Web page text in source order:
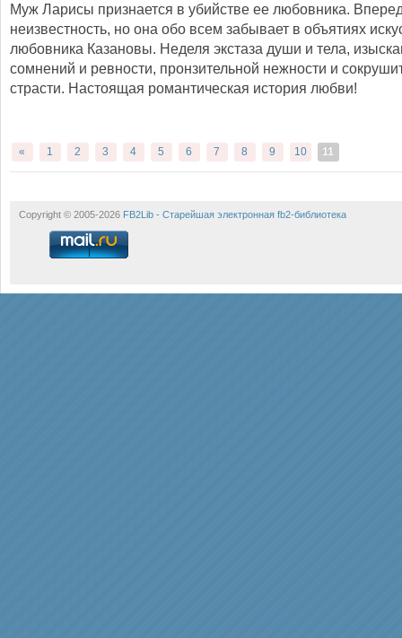
Муж Ларисы признается в убийстве ее любовника.
неизвестность, но она обо всем забывает в объятиях
любовника Казановы. Неделя экстаза души и тела,
сомнений и ревности, пронзительной нежности и
страсти. Настоящая романтическая история любви!
« 1 2 3 4 5 6 7 8 9 10 11
Copyright © 2005-2026 FB2Lib - Старейшая электронная fb2-библиотека